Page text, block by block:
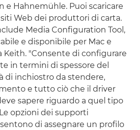
e Hahnemühle. Puoi scaricare
Web dei produttori di carta.
Media Configuration Tool,
e disponibile per Mac e
Keith. "Consente di configurare
in termini di spessore del
di inchiostro da stendere,
e tutto ciò che il driver
sapere riguardo a quel tipo
opzioni dei supporti
di assegnare un profilo